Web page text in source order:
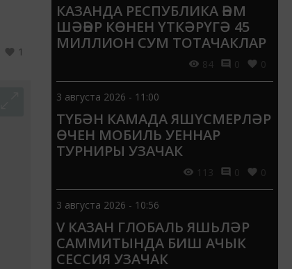
1
КАЗАНДА РЕСПУБЛИКА ҺӘМ
ШӘҺӘР КӨНЕН ҮТКӘРҮГӘ 45
МИЛЛИОН СУМ ТОТАЧАКЛАР
84 0 0
3 августа 2026 - 11:00
ТҮБӘН КАМАДА ЯШҮСМЕРЛӘР
ӨЧЕН МОБИЛЬ УЕННАР
ТУРНИРЫ УЗАЧАК
113 0 0
3 августа 2026 - 10:56
V КАЗАН ГЛОБАЛЬ ЯШЬЛӘР
САММИТЫНДА БИШ АЧЫК
СЕССИЯ УЗАЧАК